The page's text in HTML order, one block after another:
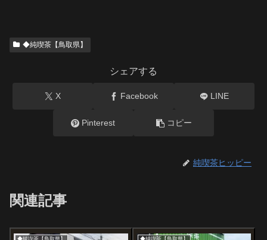
◆純喫茶【鳥取県】
シェアする
X Facebook LINE
Pinterest コピー
純喫茶ヒッピー
関連記事